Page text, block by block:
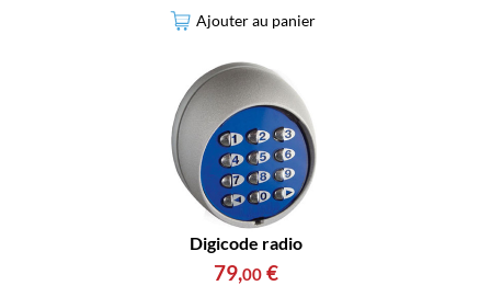
Ajouter au panier
Digicode radio
79,00 €